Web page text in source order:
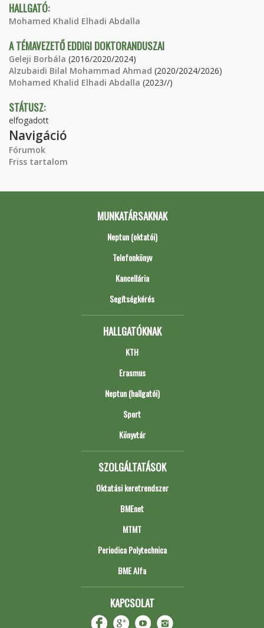
HALLGATÓ:
Mohamed Khalid Elhadi Abdalla
A TÉMAVEZETŐ EDDIGI DOKTORANDUSZAI
Geleji Borbála (2016/2020/2024)
Alzubaidi Bilal Mohammad Ahmad (2020/2024/2026)
Mohamed Khalid Elhadi Abdalla (2023//)
STÁTUSZ:
elfogadott
Navigáció
Fórumok
Friss tartalom
MUNKATÁRSAKNAK
Neptun (oktatói)
Telefonkönyv
Kancellária
Segítségkérés
HALLGATÓKNAK
KTH
Erasmus
Neptun (hallgatói)
Sport
Könyvtár
SZOLGÁLTATÁSOK
Oktatási keretrendszer
BMEnet
MTMT
Periodica Polytechnica
BME Alfa
KAPCSOLAT